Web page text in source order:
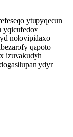
ytupyqecun
yqicufedov
nolovipidaxo
qapoto
izuvakudyh
ydyr